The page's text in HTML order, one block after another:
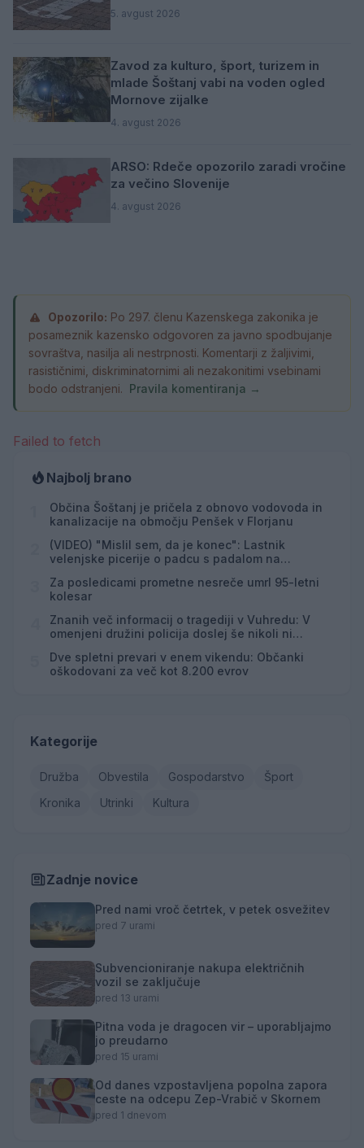
5. avgust 2026
Zavod za kulturo, šport, turizem in
mlade Šoštanj vabi na voden ogled
Mornove zijalke
4. avgust 2026
ARSO: Rdeče opozorilo zaradi vročine
za večino Slovenije
4. avgust 2026
Opozorilo: Po 297. členu Kazenskega zakonika je
posameznik kazensko odgovoren za javno spodbujanje
sovraštva, nasilja ali nestrpnosti. Komentarji z žaljivimi,
rasističnimi, diskriminatornimi ali nezakonitimi vsebinami
bodo odstranjeni. Pravila komentiranja →
Failed to fetch
Najbolj brano
Občina Šoštanj je pričela z obnovo vodovoda in
kanalizacije na območju Penšek v Florjanu
(VIDEO) "Mislil sem, da je konec": Lastnik
velenjske picerije o padcu s padalom na
Za posledicami prometne nesreče umrl 95-letni
kolesar
Znanih več informacij o tragediji v Vuhredu: V
omenjeni družini policija doslej še nikoli ni
Dve spletni prevari v enem vikendu: Občanki
oškodovani za več kot 8.200 evrov
Kategorije
Družba Obvestila Gospodarstvo
Šport
Kronika
Utrinki Kultura
Zadnje novice
Pred nami vroč četrtek, v petek osvežitev
pred 7 urami
Subvencioniranje nakupa električnih
vozil se zaključuje
pred 13 urami
Pitna voda je dragocen vir – uporabljajmo
jo preudarno
pred 15 urami
Od danes vzpostavljena popolna zapora
ceste na odcepu Zep-Vrabič v Skornem
pred 1 dnevom